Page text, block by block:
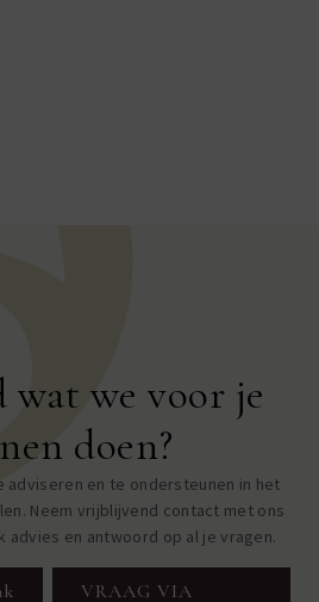
wat we voor je
doen?
adviseren en te ondersteunen in het
Neem vrijblijvend contact met ons
advies en antwoord op al je vragen.
VRAAG VIA